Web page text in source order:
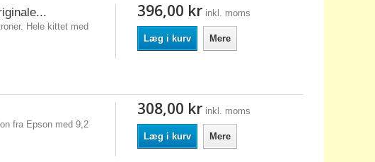
Hele kittet med
396,00 kr inkl. moms
Læg i kurv Mere
fra Epson med 9,2
308,00 kr inkl. moms
Læg i kurv Mere